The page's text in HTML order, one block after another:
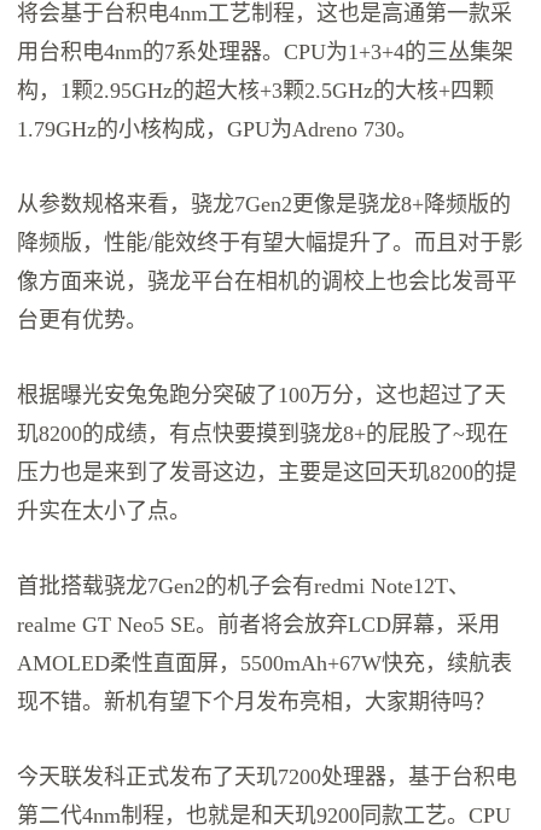
将会基于台积电4nm工艺制程，这也是高通第一款采
用台积电4nm的7系处理器。CPU为1+3+4的三丛集架
构，1颗2.95GHz的超大核+3颗2.5GHz的大核+四颗
1.79GHz的小核构成，GPU为Adreno 730。
从参数规格来看，骁龙7Gen2更像是骁龙8+降频版的
降频版，性能/能效终于有望大幅提升了。而且对于影
像方面来说，骁龙平台在相机的调校上也会比发哥平
台更有优势。
根据曝光安兔兔跑分突破了100万分，这也超过了天
玑8200的成绩，有点快要摸到骁龙8+的屁股了~现在
压力也是来到了发哥这边，主要是这回天玑8200的提
升实在太小了点。
首批搭载骁龙7Gen2的机子会有redmi Note12T、
realme GT Neo5 SE。前者将会放弃LCD屏幕，采用
AMOLED柔性直面屏，5500mAh+67W快充，续航表
现不错。新机有望下个月发布亮相，大家期待吗？
今天联发科正式发布了天玑7200处理器，基于台积电
第二代4nm制程，也就是和天玑9200同款工艺。CPU